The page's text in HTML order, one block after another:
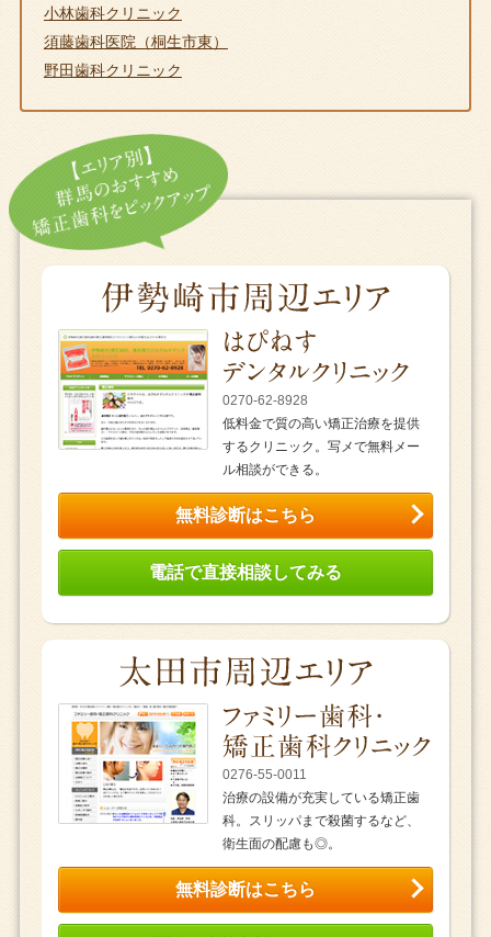
小林歯科クリニック
須藤歯科医院（桐生市東）
野田歯科クリニック
0270-62-8928
低料金で質の高い矯正治療を提供
するクリニック。写メで無料メー
ル相談ができる。
無料診断はこちら
電話で直接相談してみる
0276-55-0011
治療の設備が充実している矯正歯
科。スリッパまで殺菌するなど、
衛生面の配慮も◎。
無料診断はこちら